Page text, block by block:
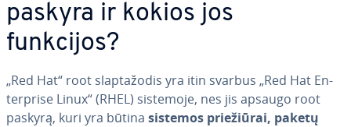
paskyra ir kokios jos
funkcijos?
„Red Hat“ root slap­ta­žo­dis yra itin svarbus „Red Hat En­
ter­pri­se Linux“ (RHEL) sistemoje, nes jis apsaugo root
paskyrą, kuri yra būtina sistemos prie­žiū­rai, paketų